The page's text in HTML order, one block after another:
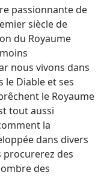
passionnante de
siècle de
du Royaume
nous vivons dans
le Diable et ses
le Royaume
tout aussi
la
dans divers
procurerez des
des